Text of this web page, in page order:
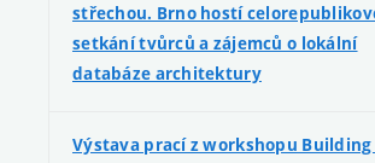
střechou. Brno hostí
setkání tvůrců a zájemců o lokální
databáze architektury
Výstava prací z workshopu Building